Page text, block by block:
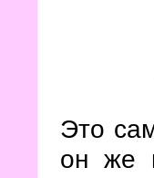
Это
он же